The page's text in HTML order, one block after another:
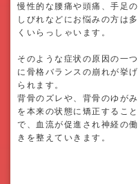
慢性的な腰痛や頭痛、手足の
しびれなどにお悩みの方は多
くいらっしゃいます。
そのような症状の原因の一つ
に骨格バランスの崩れが挙げ
られます。
背骨のズレや、背骨のゆがみ
を本来の状態に矯正すること
で、血流が促進され神経の働
きを整えていきます。